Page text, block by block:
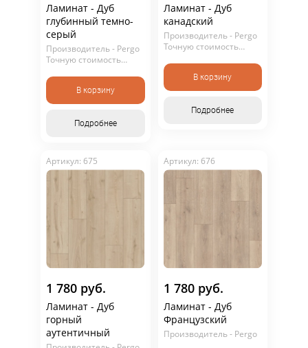
Ламинат - Дуб
глубинный темно-
серый
Производитель - Pergo
Точную стоимость
консультанта. Не
является публичной
офертой.
В корзину
Подробнее
Ламинат - Дуб
канадский
Производитель - Pergo
Точную стоимость
консультанта. Не
является публичной
офертой.
В корзину
Подробнее
Артикул: 675
1 780 руб.
Ламинат - Дуб
горный
аутентичный
Артикул: 676
1 780 руб.
Ламинат - Дуб
Французский
Производитель - Pergo